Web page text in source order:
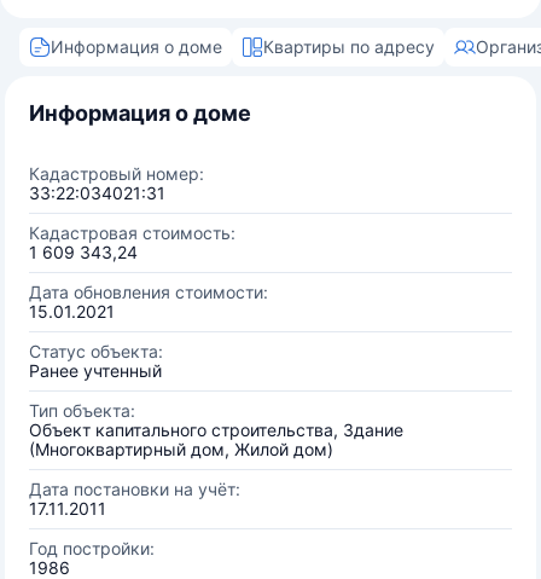
Информация о доме Квартиры по адресу
Информация о доме
Кадастровый номер:
33:22:034021:31
Кадастровая стоимость:
1 609 343,24
Дата обновления стоимости:
15.01.2021
Статус объекта:
Ранее учтенный
Тип объекта:
Объект капитального строительства, Здание
(Многоквартирный дом, Жилой дом)
Дата постановки на учёт:
17.11.2011
Год постройки:
1986